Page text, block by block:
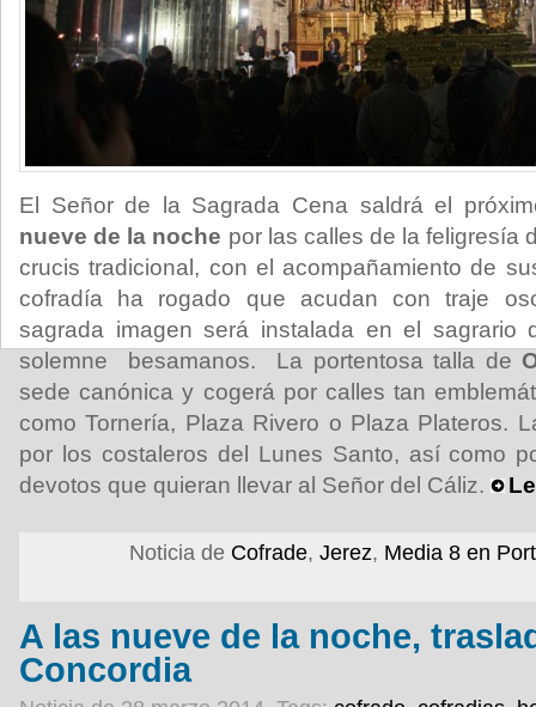
El Señor de la Sagrada Cena saldrá el
nueve de la noche por las calles de la feligresía
crucis tradicional, con el acompañamiento de
cofradía ha rogado que acudan con traje
sagrada imagen será instalada en el sagrario
solemne besamanos. La portentosa talla de
sede canónica y cogerá por calles tan
como Tornería, Plaza Rivero o Plaza Plateros.
por los costaleros del Lunes Santo, así como
devotos que quieran llevar al Señor del Cáliz.
Noticia de Cofrade, Jerez, Media 8 en
A las nueve de la noche,
Concordia